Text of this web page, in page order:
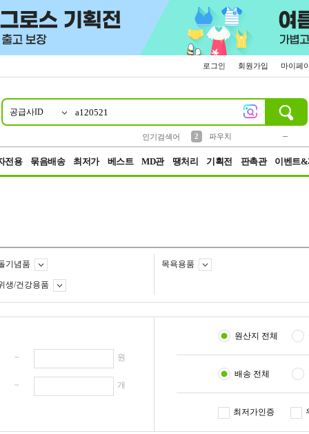
로그인 회원가입 마이페
공급사ID
인기검색어
2
파우치
전용 묶음배송 최저가 베스트 MD관 땡처리 기획전 판촉관 이벤트
기념품 목욕용품
생/건강용품
~ 원
~ 개
원산지 전체
배송 전체
최저가인증